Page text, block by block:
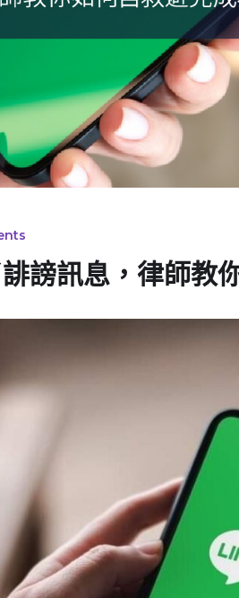
謗訊息，律師教